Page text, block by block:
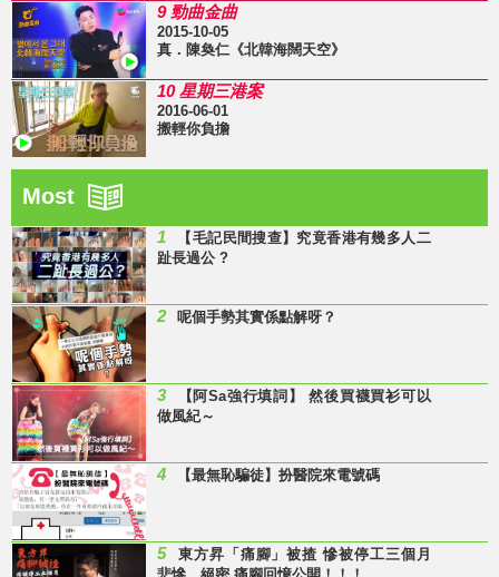
9 勁曲金曲
2015-10-05
真．陳奐仁《北韓海闊天空》
10 星期三港案
2016-06-01
搬輕你負擔
Most
1
【毛記民間搜查】究竟香港有幾多人二
趾長過公 ?
2 呢個手勢其實係點解呀？
3
【阿Sa強行填詞】 然後買襪買衫可以
做風紀～
4 【最無恥騙徒】扮醫院來電號碼
5
東方昇「痛腳」被揸 慘被停工三個月